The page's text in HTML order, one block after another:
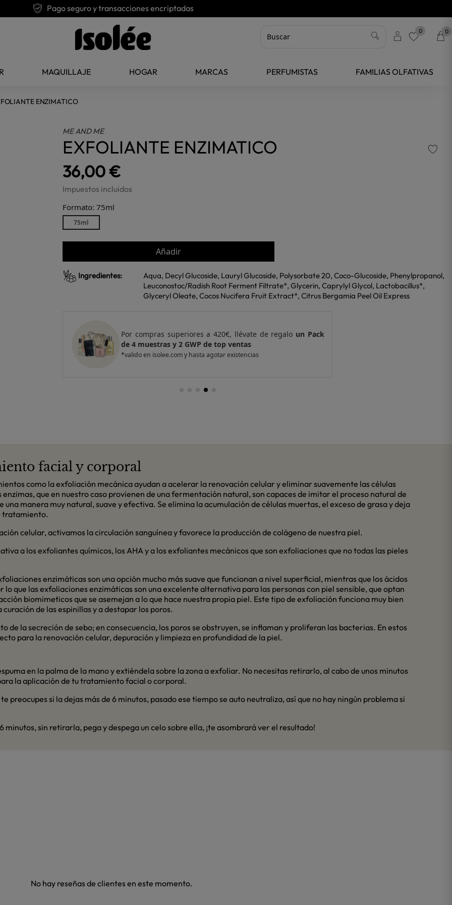
Pago seguro y transacciones encriptadas
0 0
MAQUILLAJE HOGAR MARCAS PERFUMISTAS FAMILIAS OLFATIVAS
ENZIMATICO
ME AND ME
EXFOLIANTE ENZIMATICO
36,00 €
Impuestos incluidos
Formato: 75ml
75ml
Añadir
Ingredientes:
Aqua, Decyl Glucoside, Lauryl Glucoside, Polysorbate 20, Coco-Glucoside, Phenylpropanol,
Leuconostoc/Radish Root Ferment Filtrate*, Glycerin, Caprylyl Glycol, Lactobacillus*,
Glyceryl Oleate, Cocos Nucifera Fruit Extract*, Citrus Bergamia Peel Oil Express
Por compras superiores a 420€, llévate de regalo un Pack
de 4 muestras y 2 GWP de top ventas
*valido en isolee.com y hasta agotar existencias
facial y corporal
como la exfoliación mecánica ayudan a acelerar la renovación celular y eliminar suavemente las células
que en nuestro caso provienen de una fermentación natural, son capaces de imitar el proceso natural de
manera muy natural, suave y efectiva. Se elimina la acumulación de células muertas, el exceso de grasa y deja
tratamiento.
celular, activamos la circulación sanguínea y favorece la producción de colágeno de nuestra piel.
a los exfoliantes químicos, los AHA y a los exfoliantes mecánicos que son exfoliaciones que no todas las pieles
enzimáticas son una opción mucho más suave que funcionan a nivel superficial, mientras que los ácidos
lo que las exfoliaciones enzimáticas son una excelente alternativa para las personas con piel sensible, que optan
biomimeticos que se asemejan a lo que hace nuestra propia piel. Este tipo de exfoliación funciona muy bien
de las espinillas y a destapar los poros.
de la secreción de sebo; en consecuencia, los poros se obstruyen, se inflaman y proliferan las bacterias. En estos
para la renovación celular, depuración y limpieza en profundidad de la piel.
en la palma de la mano y extiéndela sobre la zona a exfoliar. No necesitas retirarlo, al cabo de unos minutos
la aplicación de tu tratamiento facial o corporal.
preocupes si la dejas más de 6 minutos, pasado ese tiempo se auto neutraliza, así que no hay ningún problema si
minutos, sin retirarla, pega y despega un celo sobre ella, ¡te asombrará ver el resultado!
No hay reseñas de clientes en este momento.